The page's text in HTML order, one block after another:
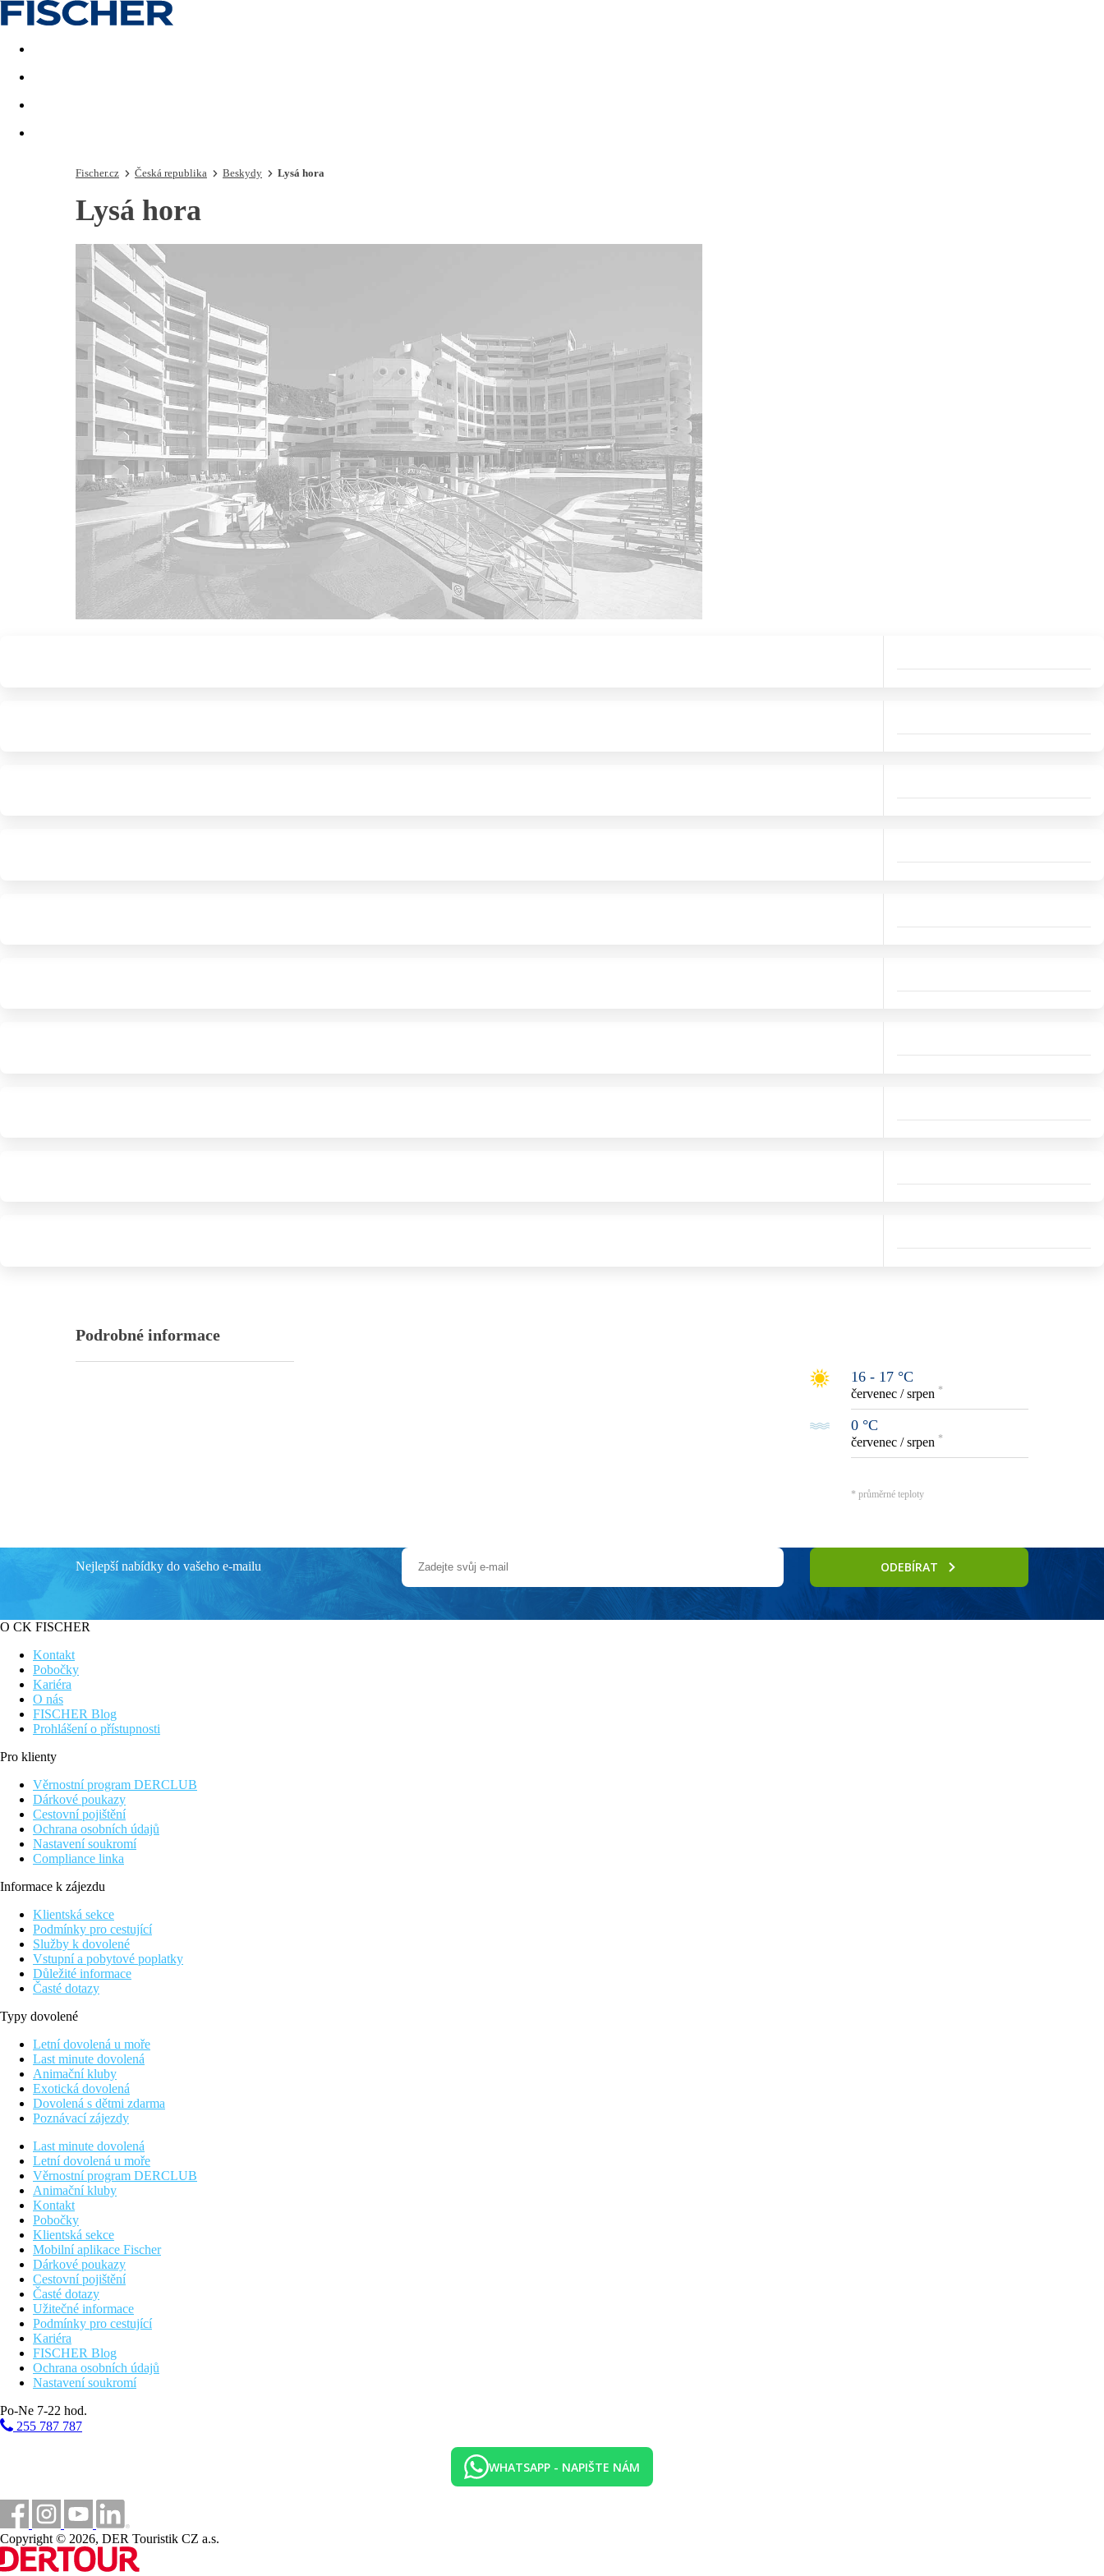
Akční nabídky Last minute
Fischer.cz Česká republika Beskydy Lysá hora
Lysá hora
Podrobné informace
16 - 17 °C
červenec / srpen *
0 °C
červenec / srpen *
* průměrné teploty
Nejlepší nabídky do vašeho e-mailu ODEBÍRAT
O CK FISCHER
Kontakt
Pobočky
Kariéra
O nás
FISCHER Blog
Prohlášení o přístupnosti
Pro klienty
Věrnostní program DERCLUB
Dárkové poukazy
Cestovní pojištění
Ochrana osobních údajů
Nastavení soukromí
Compliance linka
Informace k zájezdu
Klientská sekce
Podmínky pro cestující
Služby k dovolené
Vstupní a pobytové poplatky
Důležité informace
Časté dotazy
Typy dovolené
Letní dovolená u moře
Last minute dovolená
Animační kluby
Exotická dovolená
Dovolená s dětmi zdarma
Poznávací zájezdy
Last minute dovolená
Letní dovolená u moře
Věrnostní program DERCLUB
Animační kluby
Kontakt
Pobočky
Klientská sekce
Mobilní aplikace Fischer
Dárkové poukazy
Cestovní pojištění
Časté dotazy
Užitečné informace
Podmínky pro cestující
Kariéra
FISCHER Blog
Ochrana osobních údajů
Nastavení soukromí
Po-Ne 7-22 hod.
255 787 787
WHATSAPP - NAPIŠTE NÁM
Copyright © 2026, DER Touristik CZ a.s.